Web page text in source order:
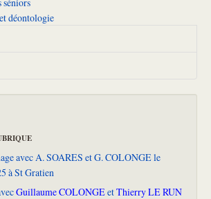
déontologie
avec A. SOARES et G. COLONGE le
à St Gratien
Guillaume COLONGEetThierry LE RUN